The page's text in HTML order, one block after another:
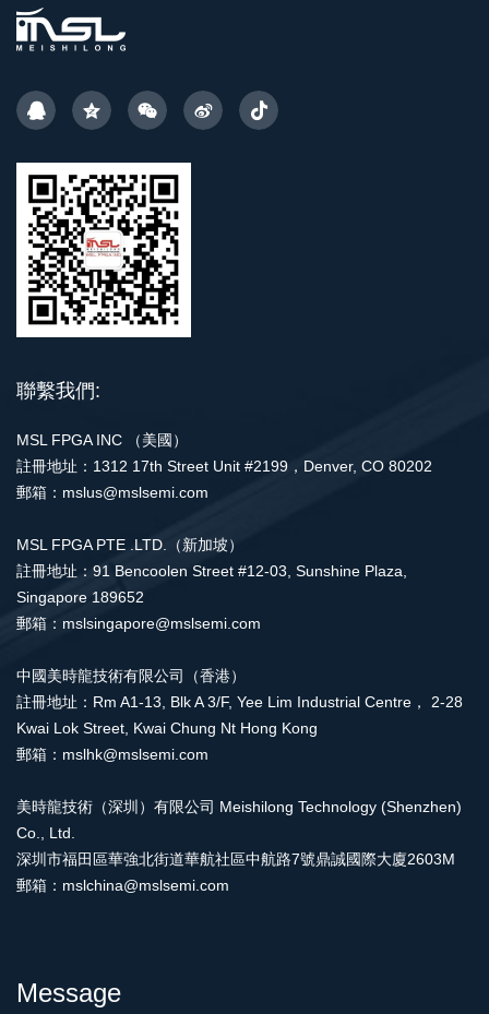
聯繫我們:
MSL FPGA INC （美國）
註冊地址：1312 17th Street Unit #2199，Denver, CO 80202
郵箱：mslus@mslsemi.com
MSL FPGA PTE .LTD.（新加坡）
註冊地址：91 Bencoolen Street #12-03, Sunshine Plaza,
Singapore 189652
郵箱：mslsingapore@mslsemi.com
中國美時龍技術有限公司（香港）
註冊地址：Rm A1-13, Blk A 3/F, Yee Lim Industrial Centre， 2-28
Kwai Lok Street, Kwai Chung Nt Hong Kong
郵箱：mslhk@mslsemi.com
美時龍技術（深圳）有限公司 Meishilong Technology (Shenzhen)
Co., Ltd.
深圳市福田區華強北街道華航社區中航路7號鼎誠國際大廈2603M
郵箱：mslchina@mslsemi.com
Message